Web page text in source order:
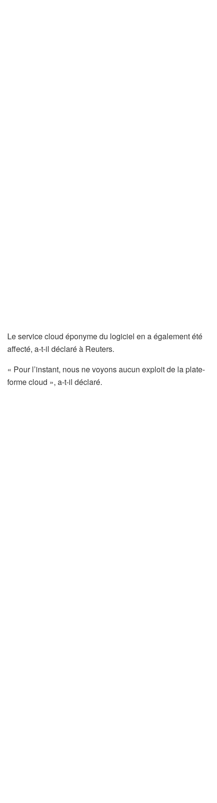
Le service cloud éponyme du logiciel en a également été
affecté, a-t-il déclaré à Reuters.
« Pour l’instant, nous ne voyons aucun exploit de la plate-
forme cloud », a-t-il déclaré.